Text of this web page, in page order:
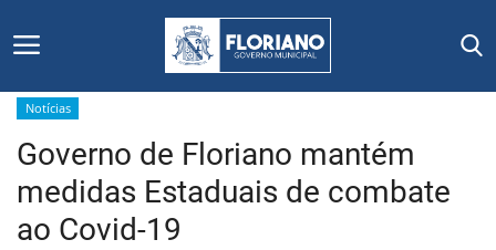
Início
Editais
Notícias
Governo de Floriano mantém
medidas Estaduais de combate
ao Covid-19